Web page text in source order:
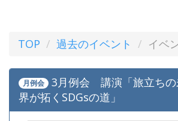
TOP 過去のイベント イベ
月例会
3月例会 講演「旅立ち
界が拓くSDGsの道」